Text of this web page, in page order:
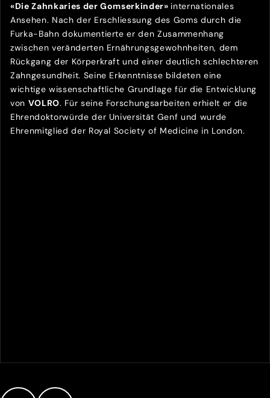
«Die Zahnkaries der Gomserkinder» internationales
Ansehen. Nach der Erschliessung des Goms durch die
Furka-Bahn dokumentierte er den Zusammenhang
zwischen veränderten Ernährungsgewohnheiten, dem
Rückgang der Körperkraft und einer deutlich schlechteren
Zahngesundheit. Seine Erkenntnisse bildeten eine
wichtige wissenschaftliche Grundlage für die Entwicklung
von VOLRO. Für seine Forschungsarbeiten erhielt er die
Ehrendoktorwürde der Universität Genf und wurde
Ehrenmitglied der Royal Society of Medicine in London.